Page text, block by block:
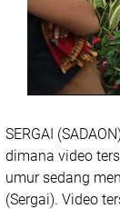
SERGAI
dimana video
umur sedang
(Sergai). Video